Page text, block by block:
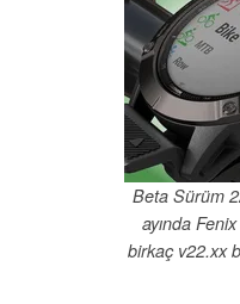
Beta Sürüm
ayında Fenix
birkaç v22.xx